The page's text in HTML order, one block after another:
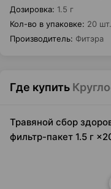
Дозировка: 1.5 г
Кол-во в упаковке: 20 шт.
Производитель: Фитэра
Где купить
Травяной сбор
фильтр-пакет 1.5 г